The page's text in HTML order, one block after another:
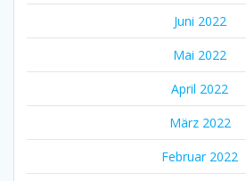
Juni 2022
Mai 2022
April 2022
März 2022
Februar 2022